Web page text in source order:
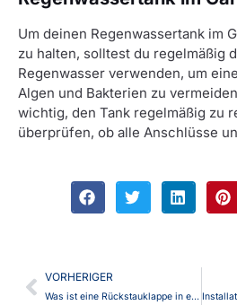
Um deinen Regenwassertank im
zu halten, solltest du regelmäßig
Regenwasser verwenden, um
Algen und Bakterien zu
wichtig, den Tank regelmäßig zu
überprüfen, ob alle Anschlüsse
VORHERIGER
Was ist eine Rückstauklappe in einem Kanalisationsschacht?